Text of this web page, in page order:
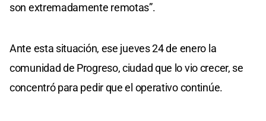
son extremadamente remotas”.
Ante esta situación, ese jueves 24 de enero la
comunidad de Progreso, ciudad que lo vio crecer, se
concentró para pedir que el operativo continúe.